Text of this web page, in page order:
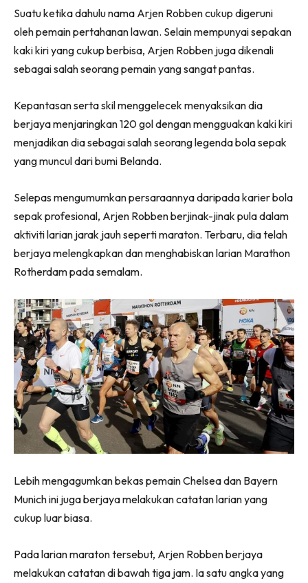
(Twitter)
Suatu ketika dahulu nama Arjen Robben cukup digeruni
oleh pemain pertahanan lawan. Selain mempunyai sepakan
kaki kiri yang cukup berbisa, Arjen Robben juga dikenali
sebagai salah seorang pemain yang sangat pantas.
Kepantasan serta skil menggelecek menyaksikan dia
berjaya menjaringkan 120 gol dengan mengguakan kaki kiri
menjadikan dia sebagai salah seorang legenda bola sepak
yang muncul dari bumi Belanda.
Selepas mengumumkan persaraannya daripada karier bola
sepak profesional, Arjen Robben berjinak-jinak pula dalam
aktiviti larian jarak jauh seperti maraton. Terbaru, dia telah
berjaya melengkapkan dan menghabiskan larian Marathon
Rotherdam pada semalam.
Lebih mengagumkan bekas pemain Chelsea dan Bayern
Munich ini juga berjaya melakukan catatan larian yang
cukup luar biasa.
Pada larian maraton tersebut, Arjen Robben berjaya
melakukan catatan di bawah tiga jam. Ia satu angka yang